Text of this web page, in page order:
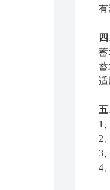
有
蓄
蓄
适
1
2
3
4